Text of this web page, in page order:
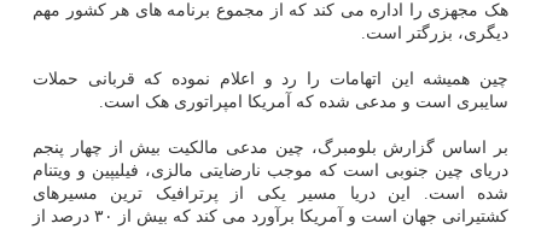
هک مجهزی را اداره می کند که از مجموع برنامه های هر کشور مهم
دیگری، بزرگتر است.
چین همیشه این اتهامات را رد و اعلام نموده که قربانی حملات
سایبری است و مدعی شده که آمریکا امپراتوری هک است.
بر اساس گزارش بلومبرگ، چین مدعی مالکیت بیش از چهار پنجم
دریای چین جنوبی است که موجب نارضایتی مالزی، فیلیپین و ویتنام
شده است. این دریا مسیر یکی از پرترافیک ترین مسیرهای
کشتیرانی جهان است و آمریکا برآورد می کند که بیش از ۳۰ درصد از